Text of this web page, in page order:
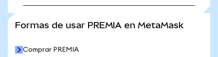
Formas de usar PREMIA en MetaMask
Comprar PREMIA